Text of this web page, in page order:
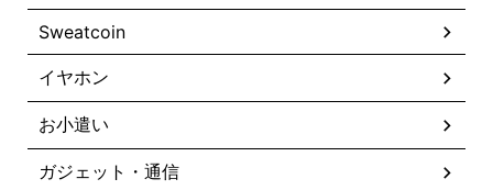
Sweatcoin
イヤホン
お小遣い
ガジェット・通信